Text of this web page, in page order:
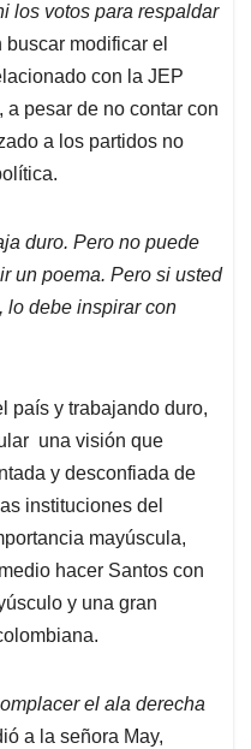
los votos para respaldar
modificar el
con la JEP
pesar de no contar con
a los partidos no
duro. Pero no puede
un poema. Pero si usted
lo debe inspirar con
país y trabajando duro,
una visión que
y desconfiada de
instituciones del
mayúscula,
hacer Santos con
y una gran
el ala derecha
a la señora May,